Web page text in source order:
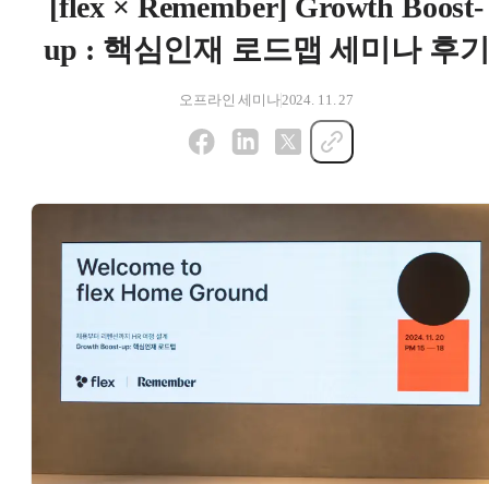
[flex × Remember] Growth Boost-
up : 핵심인재 로드맵 세미나 후기
오프라인 세미나2024. 11. 27